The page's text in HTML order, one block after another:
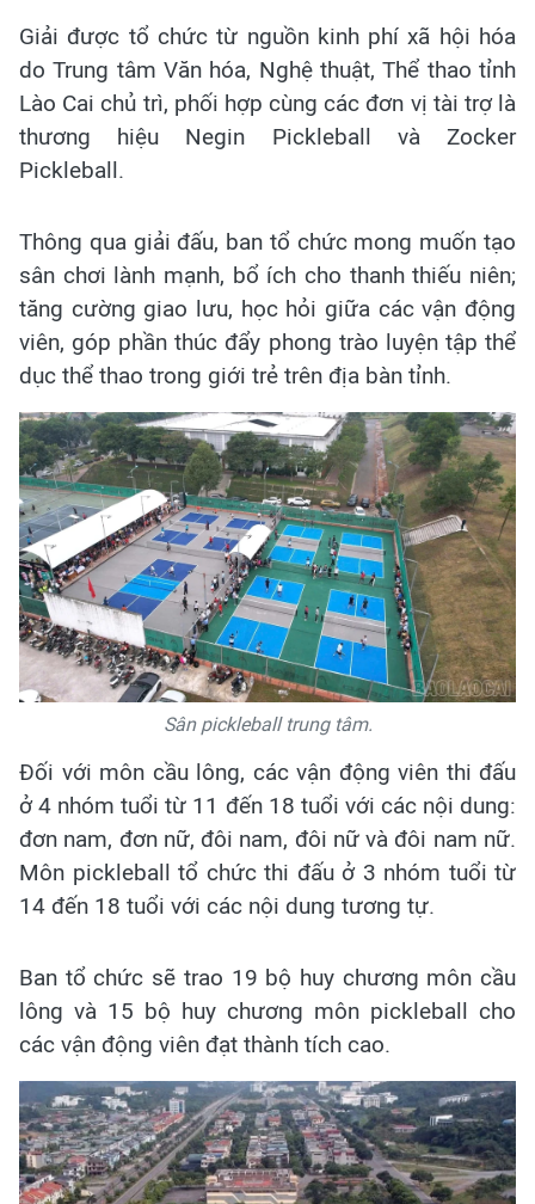
Giải được tổ chức từ nguồn kinh phí xã hội hóa
do Trung tâm Văn hóa, Nghệ thuật, Thể thao tỉnh
Lào Cai chủ trì, phối hợp cùng các đơn vị tài trợ là
thương hiệu Negin Pickleball và Zocker
Pickleball.
Thông qua giải đấu, ban tổ chức mong muốn tạo
sân chơi lành mạnh, bổ ích cho thanh thiếu niên;
tăng cường giao lưu, học hỏi giữa các vận động
viên, góp phần thúc đẩy phong trào luyện tập thể
dục thể thao trong giới trẻ trên địa bàn tỉnh.
Sân pickleball trung tâm.
Đối với môn cầu lông, các vận động viên thi đấu
ở 4 nhóm tuổi từ 11 đến 18 tuổi với các nội dung:
đơn nam, đơn nữ, đôi nam, đôi nữ và đôi nam nữ.
Môn pickleball tổ chức thi đấu ở 3 nhóm tuổi từ
14 đến 18 tuổi với các nội dung tương tự.
Ban tổ chức sẽ trao 19 bộ huy chương môn cầu
lông và 15 bộ huy chương môn pickleball cho
các vận động viên đạt thành tích cao.